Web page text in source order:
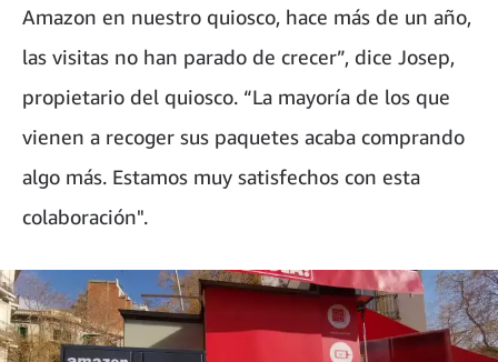
Amazon en nuestro quiosco, hace más de un año,
las visitas no han parado de crecer”, dice Josep,
propietario del quiosco. “La mayoría de los que
vienen a recoger sus paquetes acaba comprando
algo más. Estamos muy satisfechos con esta
colaboración".